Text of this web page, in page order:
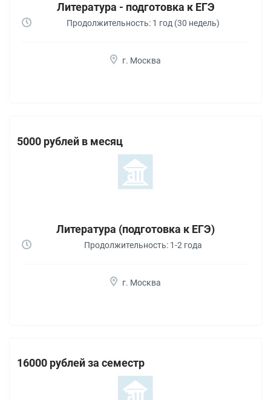
Литература - подготовка к ЕГЭ
Продолжительность: 1 год (30 недель)
г. Москва
5000 рублей в месяц
Литература (подготовка к ЕГЭ)
Продолжительность: 1-2 года
г. Москва
16000 рублей за семестр